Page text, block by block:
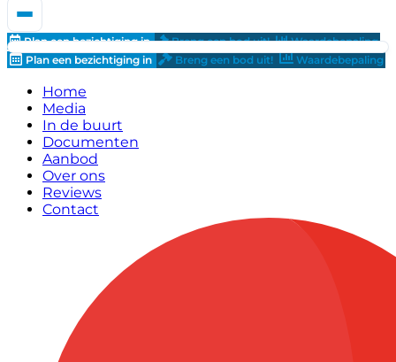
Plan een bezichtiging in Breng een bod uit!
Waardebepaling
Plan een bezichtiging in
Breng een bod uit! Waardebepaling
Home
Media
In de buurt
Documenten
Aanbod
Over ons
Reviews
Contact